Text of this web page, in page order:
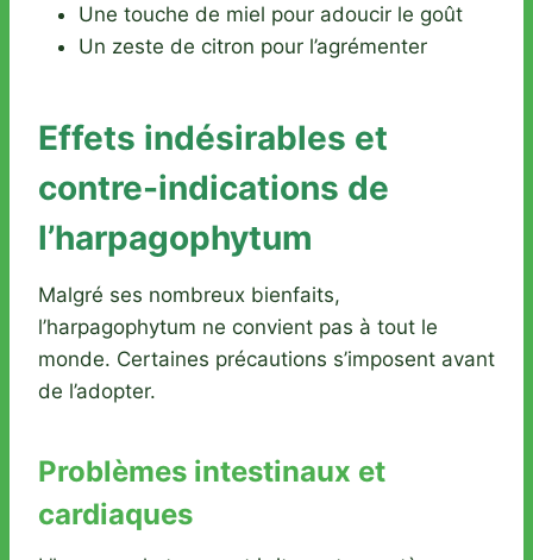
Une touche de miel pour adoucir le goût
Un zeste de citron pour l’agrémenter
Effets indésirables et
contre-indications de
l’harpagophytum
Malgré ses nombreux bienfaits,
l’harpagophytum ne convient pas à tout le
monde. Certaines précautions s’imposent avant
de l’adopter.
Problèmes intestinaux et
cardiaques